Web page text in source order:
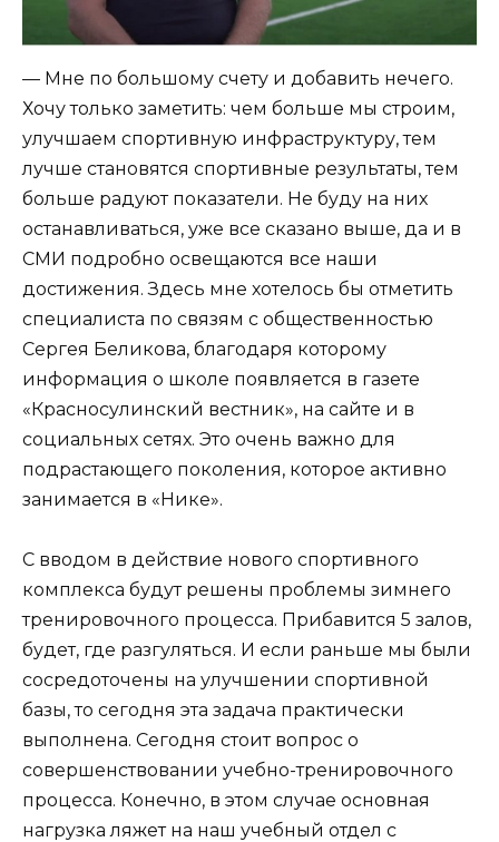
— Мне по большому счету и добавить нечего.
Хочу только заметить: чем больше мы строим,
улучшаем спортивную инфраструктуру, тем
лучше становятся спортивные результаты, тем
больше радуют показатели. Не буду на них
останавливаться, уже все сказано выше, да и в
СМИ подробно освещаются все наши
достижения. Здесь мне хотелось бы отметить
специалиста по связям с общественностью
Сергея Беликова, благодаря которому
информация о школе появляется в газете
«Красносулинский вестник», на сайте и в
социальных сетях. Это очень важно для
подрастающего поколения, которое активно
занимается в «Нике».
С вводом в действие нового спортивного
комплекса будут решены проблемы зимнего
тренировочного процесса. Прибавится 5 залов,
будет, где разгуляться. И если раньше мы были
сосредоточены на улучшении спортивной
базы, то сегодня эта задача практически
выполнена. Сегодня стоит вопрос о
совершенствовании учебно-тренировочного
процесса. Конечно, в этом случае основная
нагрузка ляжет на наш учебный отдел с